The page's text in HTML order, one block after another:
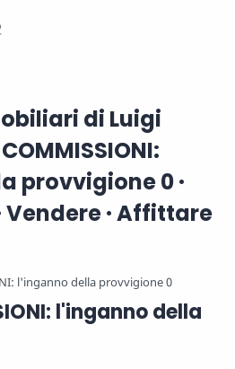
di Luigi
provvigione 0 ·
Vendere · Affittare
l'inganno della